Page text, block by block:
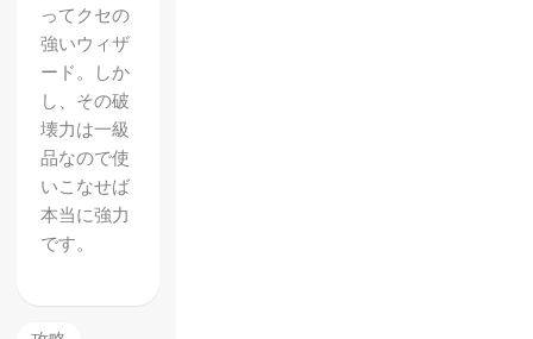
ってクセの
強いウィザ
ード。しか
し、その破
壊力は一級
品なので使
いこなせば
本当に強力
です。